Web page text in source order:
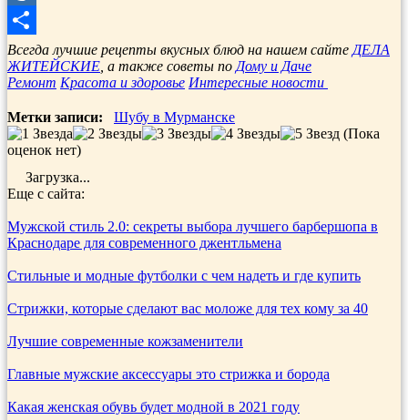
Mail.Ru
Отправить
Всегда лучшие рецепты вкусных блюд на нашем сайте ДЕЛА
ЖИТЕЙСКИЕ , а также советы по Дому и Даче
Ремонт Красота и здоровье Интересные новости
Метки записи:
Шубу в Мурманске
(Пока
оценок нет)
Загрузка...
Еще с сайта:
Мужской стиль 2.0: секреты выбора лучшего барбершопа в
Краснодаре для современного джентльмена
Стильные и модные футболки с чем надеть и где купить
Стрижки, которые сделают вас моложе для тех кому за 40
Лучшие современные кожзаменители
Главные мужские аксессуары это стрижка и борода
Какая женская обувь будет модной в 2021 году